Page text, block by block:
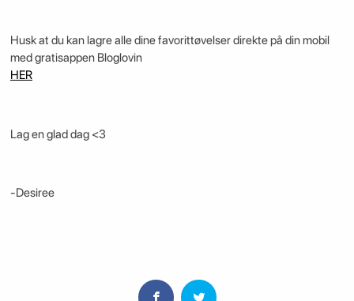
Husk at du kan lagre alle dine favorittøvelser direkte på din mobil
med gratisappen Bloglovin
HER
Lag en glad dag <3
-Desiree